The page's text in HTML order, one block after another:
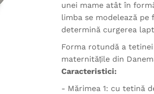
unei mame atât în
limba se modelează pe
determină curgerea
Forma rotundă a
maternitățile din
Caracteristici:
- Mărimea 1: cu tetină